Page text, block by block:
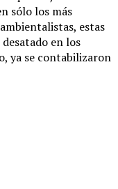
sólo los más
estas
en los
ya se contabilizaron